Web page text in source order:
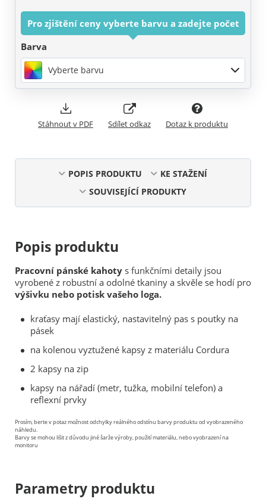
Pro zjištění ceny vyberte barvu a zadejte počet
Barva
Vyberte barvu
Stáhnout v PDF Sdílet odkaz Dotaz k produktu
POPIS PRODUKTU
KE STAŽENÍ
SOUVISEJÍCÍ PRODUKTY
Popis produktu
Pracovní pánské kahoty s funkčními detaily jsou
vyrobené z robustní a odolné tkaniny a skvěle se hodí pro
výšivku nebo potisk vašeho loga.
kraťasy mají elastický, nastavitelný pas s poutky na
pásek
na kolenou vyztužené kapsy z materiálu Cordura
2 kapsy na zip
kapsy na nářadí (metr, tužka, mobilní telefon) a
reflexní prvky
Prosím, berte v potaz možnost odchylky reálného odstínu barvy produktu od vyobrazeného
náhledu.
Barvy se mohou lišit z důvodu jiné šarže výroby, použití materiálu, nebo vyobrazení na
monitoru
Parametry produktu